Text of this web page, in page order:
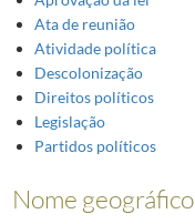
Ata de reunião
Atividade política
Descolonização
Direitos políticos
Legislação
Partidos políticos
Nome geográfico